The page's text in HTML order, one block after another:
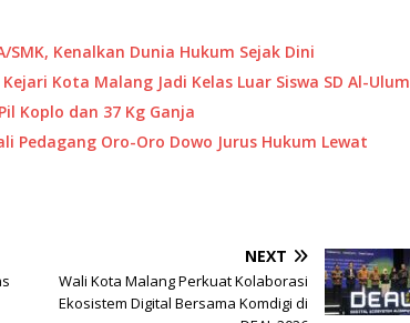
Kenalkan Dunia Hukum Sejak Dini
Kota Malang Jadi Kelas Luar Siswa SD Al-Ulum
Koplo dan 37 Kg Ganja
Pedagang Oro-Oro Dowo Jurus Hukum Lewat
NEXT
Wali Kota Malang Perkuat Kolaborasi
Ekosistem Digital Bersama Komdigi di